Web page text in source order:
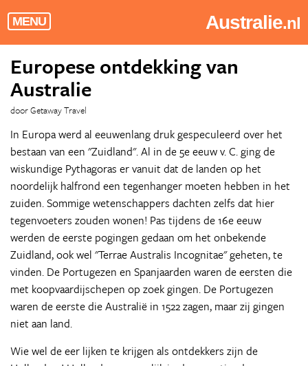
MENU Australie.nl
Europese ontdekking van
Australie
door Getaway Travel
In Europa werd al eeuwenlang druk gespeculeerd over het
bestaan van een "Zuidland". Al in de 5e eeuw v. C. ging de
wiskundige Pythagoras er vanuit dat de landen op het
noordelijk halfrond een tegenhanger moeten hebben in het
zuiden. Sommige wetenschappers dachten zelfs dat hier
tegenvoeters zouden wonen! Pas tijdens de 16e eeuw
werden de eerste pogingen gedaan om het onbekende
Zuidland, ook wel "Terrae Australis Incognitae" geheten, te
vinden. De Portugezen en Spanjaarden waren de eersten die
met koopvaardijschepen op zoek gingen. De Portugezen
waren de eerste die Australië in 1522 zagen, maar zij gingen
niet aan land.
Wie wel de eer lijken te krijgen als ontdekkers zijn de